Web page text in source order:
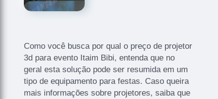
Como você busca por qual o preço de projetor
3d para evento Itaim Bibi, entenda que no
geral esta solução pode ser resumida em um
tipo de equipamento para festas. Caso queira
mais informações sobre projetores, saiba que